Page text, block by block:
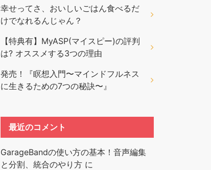
幸せってさ、おいしいごはん食べるだ
けでなれるんじゃん？
【特典有】MyASP(マイスピー)の評判
は? オススメする3つの理由
発売！『瞑想入門〜マインドフルネス
に生きるための7つの秘訣〜』
最近のコメント
GarageBandの使い方の基本！音声編集
と分割、統合のやり方 に